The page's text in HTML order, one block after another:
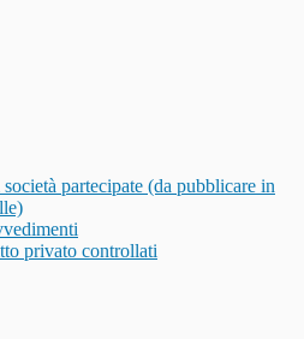
partecipate (da pubblicare in
privato controllati